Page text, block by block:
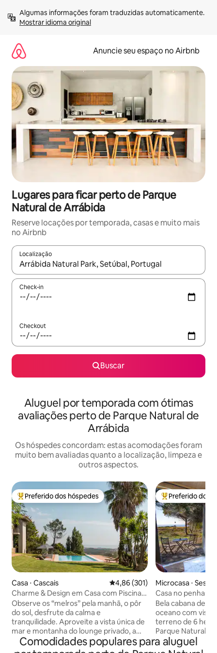
para
Mostrar idioma original
Anuncie seu espaço no Airbnb
Lugares para ficar perto de Parque
Natural de Arrábida
Reserve locações por temporada, casas e muito mais
no Airbnb
Localização
Quando os resultados estiverem disponíveis, explore-os
Check-in
Checkout
Buscar
Aluguel por temporada com ótimas
avaliações perto de Parque Natural de
Arrábida
Os hóspedes concordam: estas acomodações foram
muito bem avaliadas quanto a localização, limpeza e
outros aspectos.
Entre os melhores preferidos dos hóspedes
Preferido dos hóspedes
Casa ⋅ Cascais 4,86 de uma avaliação média de
4,86 (301)
Charme & Design em Casa com Piscina e
Vista Magnífica de Mar e Montanha
Observe os “melros” pela manhã, o pôr
do sol, desfrute da calma e
tranquilidade. Aproveite a vista única de
mar e montanha do lounge privado, a
piscina infinita, a “Serra de Sintra”-a
montanha mágica, os seus bosques
Entre os
Preferido dos
Microcasa ⋅
Casa no
Bela cabana de
oceano com
terreno de 6
Parque Natural
vista direta para
sol mágico.
Comodidades populares para aluguel